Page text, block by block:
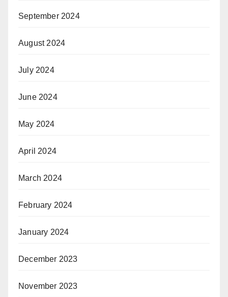
September 2024
August 2024
July 2024
June 2024
May 2024
April 2024
March 2024
February 2024
January 2024
December 2023
November 2023